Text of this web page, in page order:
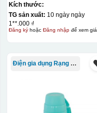
Kích thước:
TG sản xuất: 10 ngày ngày
1**.000 ₫
Đăng kýhoặc Đăng nhậpđể xem giá
Điện gia dụng Rạng Đông